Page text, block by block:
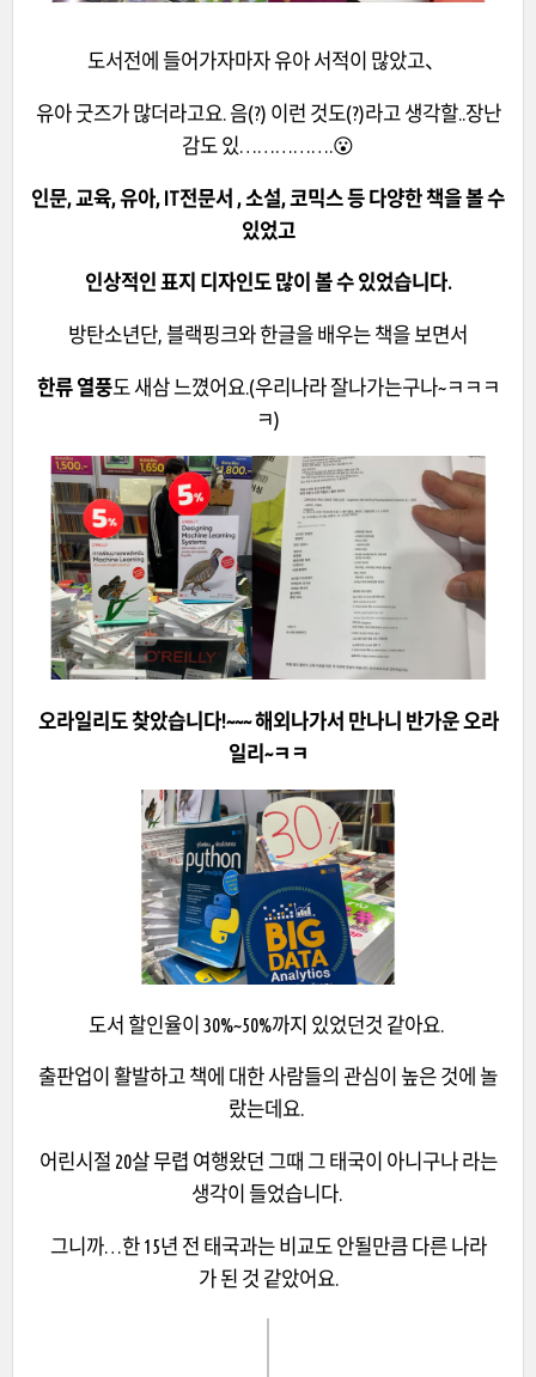
도서전에 들어가자마자 유아 서적이 많았고、
유아 굿즈가 많더라고요. 음(?) 이런 것도(?)라고 생각할..장난
감도 있…………….😮
인문, 교육, 유아, IT전문서 , 소설, 코믹스 등 다양한 책을 볼 수
있었고
인상적인 표지 디자인도 많이 볼 수 있었습니다.
방탄소년단, 블랙핑크와 한글을 배우는 책을 보면서
한류 열풍도 새삼 느꼈어요.(우리나라 잘나가는구나~ㅋㅋㅋ
ㅋ)
오라일리도 찾았습니다!~~~ 해외나가서 만나니 반가운 오라
일리~ㅋㅋ
도서 할인율이 30%~50%까지 있었던것 같아요.
출판업이 활발하고 책에 대한 사람들의 관심이 높은 것에 놀
랐는데요.
어린시절 20살 무렵 여행왔던 그때 그 태국이 아니구나 라는
생각이 들었습니다.
그니까…한 15년 전 태국과는 비교도 안될만큼 다른 나라
가 된 것 같았어요.